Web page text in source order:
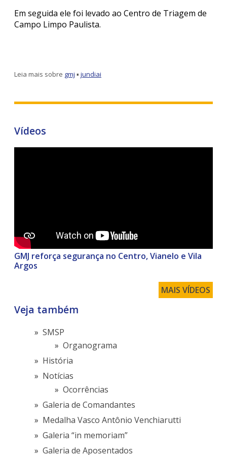
Em seguida ele foi levado ao Centro de Triagem de
Campo Limpo Paulista.
Leia mais sobre gmj ▪ jundiai
Vídeos
GMJ reforça segurança no Centro, Vianelo e Vila
Argos
MAIS VÍDEOS
Veja também
SMSP
Organograma
História
Notícias
Ocorrências
Galeria de Comandantes
Medalha Vasco Antônio Venchiarutti
Galeria “in memoriam”
Galeria de Aposentados